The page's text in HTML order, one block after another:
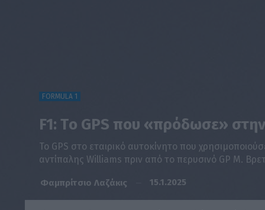
FORMULA 1
F1: Tο GPS που «πρόδωσε»
To GPS στο εταιρικό αυτοκίνητο που
αντίπαλης Williams πριν από το περυσινό GP Μ.
Φαμπρίτσιο Λαζάκις 15.1.2025